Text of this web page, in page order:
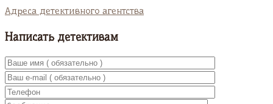
Адреса детективного агентства
Написать детективам